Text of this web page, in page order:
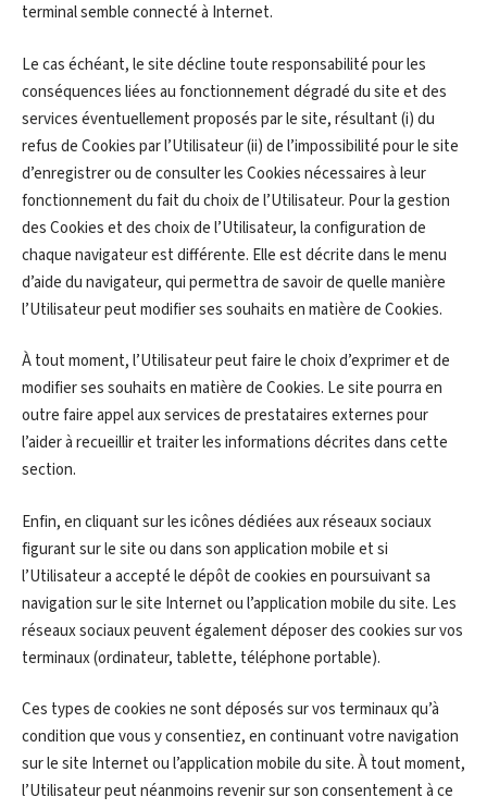
terminal semble connecté à Internet.
Le cas échéant, le site décline toute responsabilité pour les
conséquences liées au fonctionnement dégradé du site et des
services éventuellement proposés par le site, résultant (i) du
refus de Cookies par l’Utilisateur (ii) de l’impossibilité pour le site
d’enregistrer ou de consulter les Cookies nécessaires à leur
fonctionnement du fait du choix de l’Utilisateur. Pour la gestion
des Cookies et des choix de l’Utilisateur, la configuration de
chaque navigateur est différente. Elle est décrite dans le menu
d’aide du navigateur, qui permettra de savoir de quelle manière
l’Utilisateur peut modifier ses souhaits en matière de Cookies.
À tout moment, l’Utilisateur peut faire le choix d’exprimer et de
modifier ses souhaits en matière de Cookies. Le site pourra en
outre faire appel aux services de prestataires externes pour
l’aider à recueillir et traiter les informations décrites dans cette
section.
Enfin, en cliquant sur les icônes dédiées aux réseaux sociaux
figurant sur le site ou dans son application mobile et si
l’Utilisateur a accepté le dépôt de cookies en poursuivant sa
navigation sur le site Internet ou l’application mobile du site. Les
réseaux sociaux peuvent également déposer des cookies sur vos
terminaux (ordinateur, tablette, téléphone portable).
Ces types de cookies ne sont déposés sur vos terminaux qu’à
condition que vous y consentiez, en continuant votre navigation
sur le site Internet ou l’application mobile du site. À tout moment,
l’Utilisateur peut néanmoins revenir sur son consentement à ce